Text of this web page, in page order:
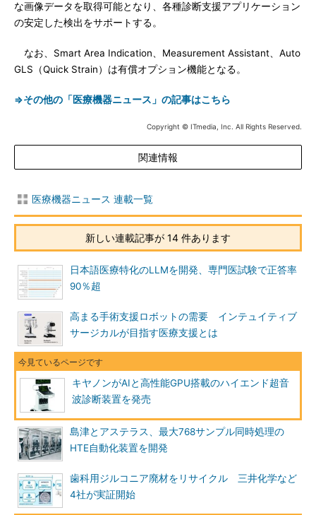
な画像データを取得可能となり、各種診断支援アプリケーション
の安定した検出をサポートする。
なお、Smart Area Indication、Measurement Assistant、Auto
GLS（Quick Strain）は有償オプション機能となる。
⇒その他の「医療機器ニュース」の記事はこちら
Copyright © ITmedia, Inc. All Rights Reserved.
関連情報
医療機器ニュース 連載一覧
新しい連載記事が 14 件あります
日本語医療特化のLLMを開発、専門医試験で正答率
90％超
高まる手術支援ロボットの需要 インテュイティブ
サージカルが目指す医療支援とは
キヤノンがAIと高性能GPU搭載のハイエンド超音
波診断装置を発売
島津とアステラス、最大768サンプル同時処理の
HTE自動化装置を開発
歯科用ジルコニア廃材をリサイクル 三井化学など
4社が実証開始